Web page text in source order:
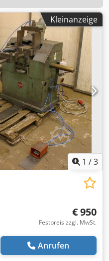
Kleinanzeige
1 /3
€ 950
Festpreis zzgl. MwSt.
Anrufen